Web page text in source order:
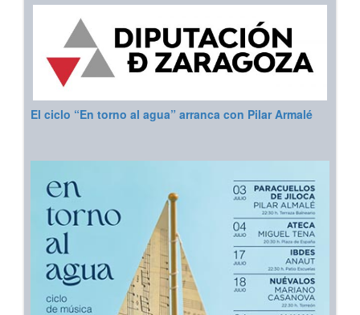
El ciclo “En torno al agua” arranca con Pilar Armalé